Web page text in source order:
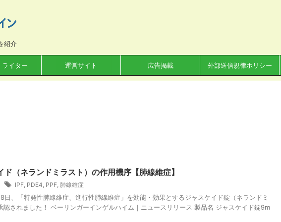
紹介
ライター 運営サイト 広告掲載 外部送信規律ポリシー
ド（ネランドミラスト）の作用機序【肺線維症】
IPF PDE4 PPF 肺線維症
日、「特発性肺線維症、進行性肺線維症」を効能・効果とするジャスケイド錠（ネランドミ
認されました！ ベーリンガーインゲルハイム｜ニュースリリース 製品名 ジャスケイド錠9m